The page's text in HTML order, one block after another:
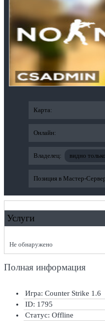
Карта:
Онлайн:
Владелец: видно
Позиция в Мастер-
Услуги
Не обнаружено
Полная информация
Игра: Counter Strike 1.6
ID: 1795
Статус: Offline